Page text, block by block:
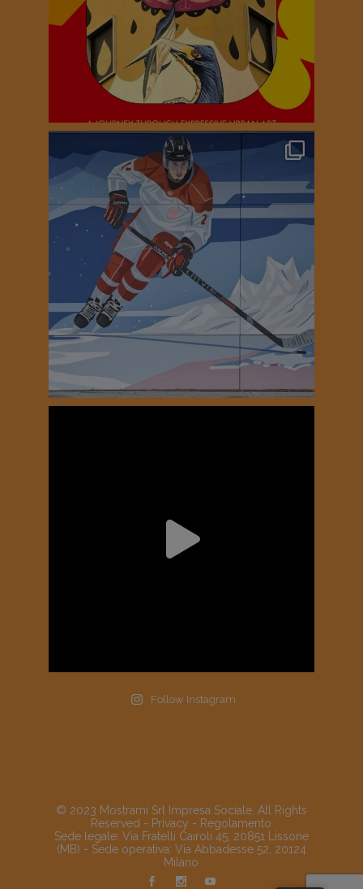
Follow Instagram
© 2023 Mostrami Srl Impresa Sociale, All Rights
Reserved - Privacy - Regolamento
Sede legale: Via Fratelli Cairoli 45, 20851 Lissone
(MB) - Sede operativa: Via Abbadesse 52, 20124
Milano